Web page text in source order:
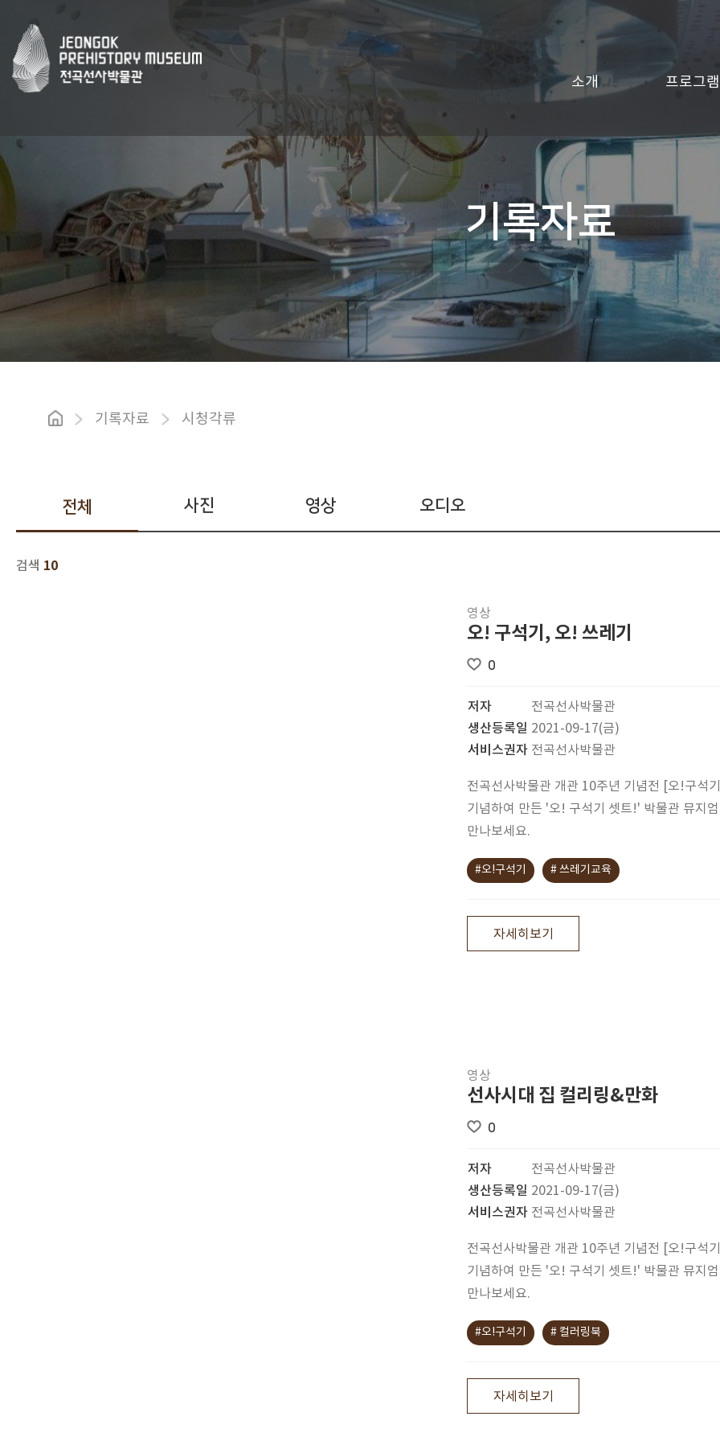
소개 프로그램
기록자료
기록자료 시청각류
전체 사진 영상 오디오
검색 10
영상
오! 구석기, 오! 쓰레기
0
저자
전곡선사박물관
생산등록일 2021-09-17(금)
서비스권자 전곡선사박물관
전곡선사박물관 개관 10주년 기념전 [오!구석
기념하여 만든 '오! 구석기 셋트!' 박물관 뮤지
만나보세요.
#오!구석기 # 쓰레기교육
자세히보기
영상
선사시대 집 컬리링&만화
0
저자
전곡선사박물관
생산등록일 2021-09-17(금)
서비스권자 전곡선사박물관
전곡선사박물관 개관 10주년 기념전 [오!구석
기념하여 만든 '오! 구석기 셋트!' 박물관 뮤지
만나보세요.
#오!구석기 # 컬러링북
자세히보기